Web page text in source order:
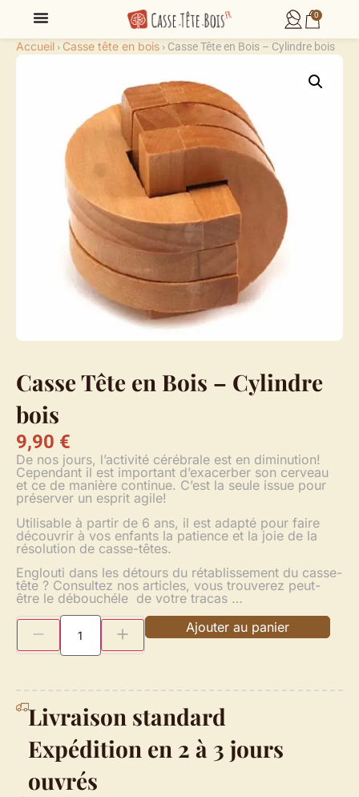
0
Accueil › Casse tête en bois › Casse Tête en Bois – Cylindre bois
Casse Tête en Bois – Cylindre
bois
9,90 €
De nos jours, l’activité cérébrale est en diminution!
Cependant il est important d’exacerber son cerveau
et ce de manière continue. C’est la seule issue pour
préserver un esprit agile!
Utilisable à partir de 6 ans, il est adapté pour faire
découvrir à vos enfants la patience et la joie de la
résolution de casse-têtes.
Englouti dans les détours du rétablissement du casse-
tête ? Consultez nos articles, vous trouverez peut-
être le débouchéle de votre tracas …
Ajouter au panier
Livraison standard
Expédition en 2 à 3 jours
ouvrés